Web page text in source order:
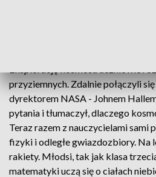
przyziemnych. Zdalnie połączyli
dyrektorem NASA - Johnem
pytania i tłumaczył, dlaczego
Teraz razem z nauczycielami sami
fizyki i odległe gwiazdozbiory.
rakiety. Młodsi, tak jak klasa
matematyki uczą się o ciałach